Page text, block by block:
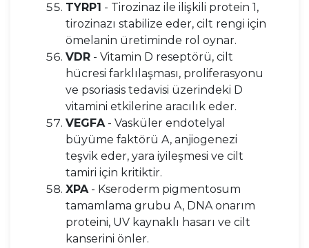
TYRP1 - Tirozinaz ile ilişkili protein 1,
tirozinazı stabilize eder, cilt rengi için
ömelanin üretiminde rol oynar.
VDR - Vitamin D reseptörü, cilt
hücresi farklılaşması, proliferasyonu
ve psoriasis tedavisi üzerindeki D
vitamini etkilerine aracılık eder.
VEGFA- Vasküler endotelyal
büyüme faktörü A, anjiogenezi
teşvik eder, yara iyileşmesi ve cilt
tamiri için kritiktir.
XPA- Kseroderm pigmentosum
tamamlama grubu A, DNA onarım
proteini, UV kaynaklı hasarı ve cilt
kanserini önler.